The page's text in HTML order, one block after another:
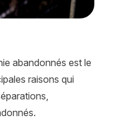
abandonnés est le
raisons qui